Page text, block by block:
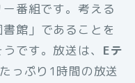
番組です。考える
館」であることを
です。放送は、 Eテ
たっぷり1時間の放送